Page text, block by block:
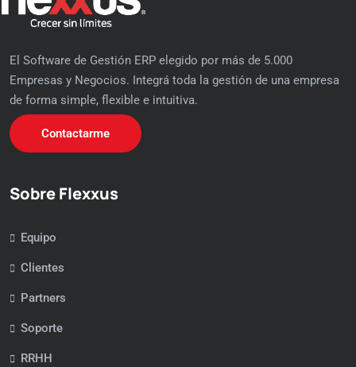
El Software de Gestión ERP elegido por más de 5.000
Empresas y Negocios. Integrá toda la gestión de una empresa
de forma simple, flexible e intuitiva.
Contactarme
Sobre Flexxus
Equipo
Clientes
Partners
Soporte
RRHH